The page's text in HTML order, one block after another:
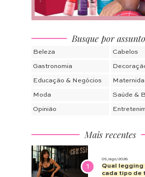
Busque por
Beleza Cabelos
Gastronomia
Educação & Negócios
Moda Saúde &
Opinião
Mais recentes
1
05/ago/2026
Qual legging
cada tipo de